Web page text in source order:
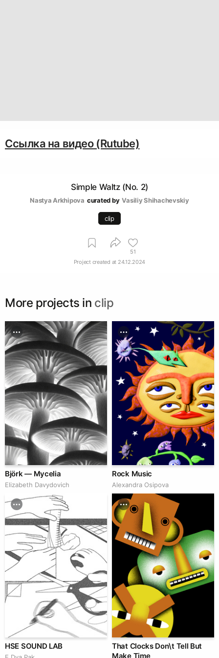
Ссылка на видео (Rutube)
Simple Waltz (No. 2)
Nastya Arkhipova curated by Vasiliy Shihachevskiy
clip
51
Project created at 24.12.2024
More projects in clip
Björk — Mycelia
Elizabeth Davydovich
Rock Music
Alexandra Osipova
HSE SOUND LAB
That Clocks Don\t Tell But
Make Time